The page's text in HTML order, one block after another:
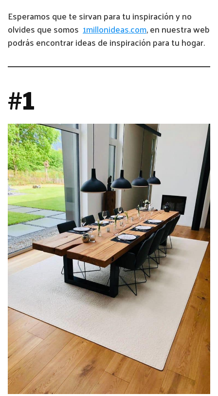
Esperamos que te sirvan para tu inspiración y no
olvides que somos 1millonideas.com, en nuestra web
podrás encontrar ideas de inspiración para tu hogar.
#1